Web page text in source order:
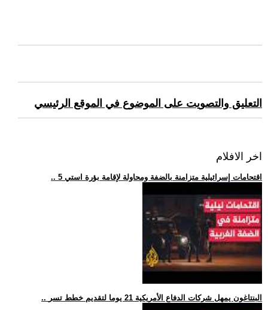
التعليق والتصويت على الموضوع في الموقع الرئيسي
اخر الافلام
.. 5 اقتحامات إسرائيلية متزامنة بالضفة ومحاولة لإقامة بؤرة استي
.. البنتاغون يمهل شركات الدفاع الأمريكية 21 يوما لتقديم خطط تسر